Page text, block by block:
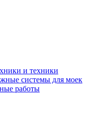
и техники
системы для моек
работы